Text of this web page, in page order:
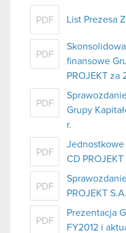
PDF List Prezesa
PDF
finansowe
PROJEKT za
PDF
Grupy
r.
PDF
Jednostkowe
CD PROJEKT
PDF
PROJEKT
PDF
Prezentacja
FY2012 i